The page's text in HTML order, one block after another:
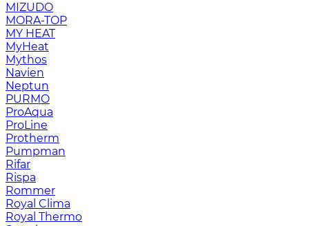
MIZUDO
MORA-TOP
MY HEAT
MyHeat
Mythos
Navien
Neptun
PURMO
ProAqua
ProLine
Protherm
Pumpman
Rifar
Rispa
Rommer
Royal Clima
Royal Thermo